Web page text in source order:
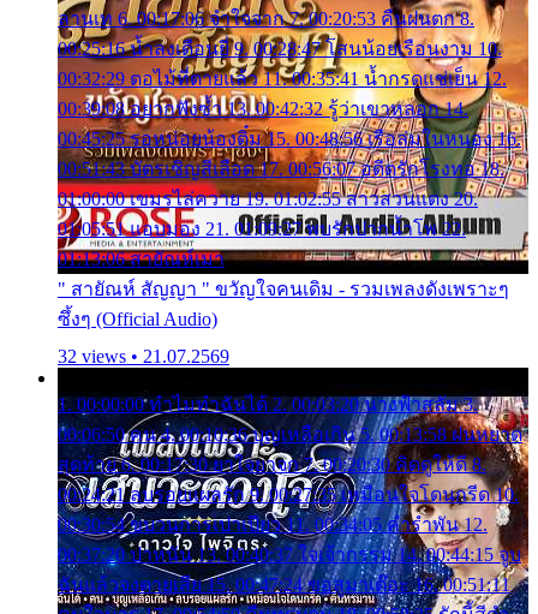
ลานเท 6. 00:17:06 จำใจจาก 7. 00:20:53 คืนฝนตก 8.
00:25:16 น้ำลงเดือนยี่ 9. 00:28:47 โสนน้อยเรือนงาม 10.
00:32:29 ตอไม้ที่ตายแล้ว 11. 00:35:41 น้ำกรดแช่เย็น 12.
00:39:08 อยากฟังซ้ำ 13. 00:42:32 รู้ว่าเขาหลอก 14.
00:45:25 รอหน่อยน้องติ๋ม 15. 00:48:56 เรือล่มในหนอง 16.
00:51:43 บัตรเชิญสีเลือด 17. 00:56:07 อดีตรักโรงทอ 18.
01:00:00 เขมรไล่ควาย 19. 01:02:55 สาวสวนแตง 20.
01:05:51 แอบมอง 21. 01:09:27 พบรักปากน้ำโพ 22.
01:13:06 สายัณห์เมา
" สายัณห์ สัญญา " ขวัญใจคนเดิม - รวมเพลงดังเพราะๆ
ซึ้งๆ (Official Audio)
32 views • 21.07.2569
1. 00:00:00 ทำไมทำฉันได้ 2. 00:03:20 นางฟ้าสลัม 3.
00:06:50 คน 4. 00:10:36 บุญเหลือเกิน 5. 00:13:58 ฝนหยาด
สุดท้าย 6. 00:17:30 ยาใจยาจก 7. 00:20:30 คิดดูให้ดี 8.
00:24:21 ลบรอยแผลรัก 9. 00:27:35 เหมือนใจโดนกรีด 10.
00:30:54 ขบวนการเปาเปียว 11. 00:34:05 คำรำพัน 12.
00:37:20 ปาหนัน 13. 00:40:37 ใจเจ้ากรรม 14. 00:44:15 จูบ
ฉันแล้วจงตายเสีย 15. 00:47:24 ขอสูมาเต๊อะ 16. 00:51:11